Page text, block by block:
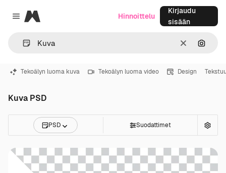
Close menu
Magnific
SelkeäHae
Hinnoittelu
Kirjaudu
sisään
Tekoälyn luoma kuva Tekoälyn luoma video Design
Kuva PSD
PSD Suodattimet